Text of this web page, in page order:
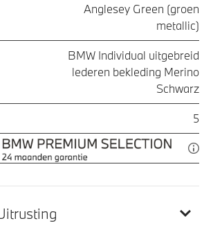
Anglesey Green (groen
metallic)
BMW Individual uitgebreid
lederen bekleding Merino
Schwarz
5